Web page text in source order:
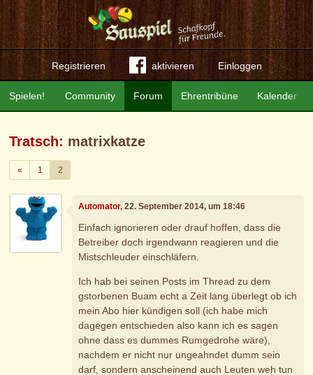
Registrieren aktivieren Einloggen
Community Forum Ehrentribüne Kalender
Spielen!
Tratsch: matrixkatze
«Zurück
1 2
Automator, 22. September 2014, um 18:46
Einfach ignorieren oder drauf hoffen, dass die
Betreiber doch irgendwann reagieren und die
Mistschleuder einschläfern.
Ich hab bei seinen Posts im Thread zu dem
gstorbenen Buam echt a Zeit lang überlegt ob ich
mein Abo hier kündigen soll (ich habe mich
dagegen entschieden also kann ich es sagen
ohne dass es dummes Rumgedrohe wäre),
nachdem er nicht nur ungeahndet dumm sein
darf, sondern anscheinend auch Leuten weh tun